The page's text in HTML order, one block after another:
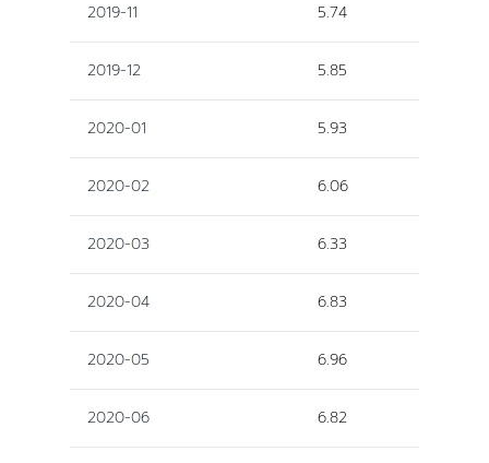
2019-11 5.74
2019-12 5.85
2020-01 5.93
2020-02 6.06
2020-03 6.33
2020-04 6.83
2020-05 6.96
2020-06 6.82